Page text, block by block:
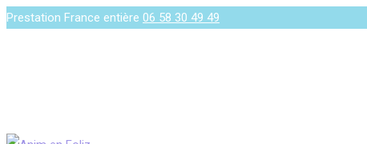
Prestation France entière 06 58 30 49 49